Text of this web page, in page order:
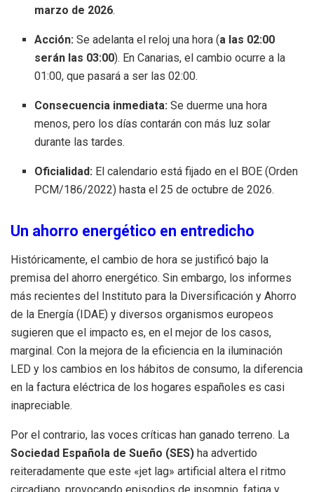
marzo de 2026.
Acción: Se adelanta el reloj una hora (a las 02:00
serán las 03:00). En Canarias, el cambio ocurre a la
01:00, que pasará a ser las 02:00.
Consecuencia inmediata: Se duerme una hora
menos, pero los días contarán con más luz solar
durante las tardes.
Oficialidad: El calendario está fijado en el BOE (Orden
PCM/186/2022) hasta el 25 de octubre de 2026.
Un ahorro energético en entredicho
Históricamente, el cambio de hora se justificó bajo la
premisa del ahorro energético. Sin embargo, los informes
más recientes del Instituto para la Diversificación y Ahorro
de la Energía (IDAE) y diversos organismos europeos
sugieren que el impacto es, en el mejor de los casos,
marginal. Con la mejora de la eficiencia en la iluminación
LED y los cambios en los hábitos de consumo, la diferencia
en la factura eléctrica de los hogares españoles es casi
inapreciable.
Por el contrario, las voces críticas han ganado terreno. La
Sociedad Española de Sueño (SES) ha advertido
reiteradamente que este «jet lag» artificial altera el ritmo
circadiano, provocando episodios de insomnio, fatiga y